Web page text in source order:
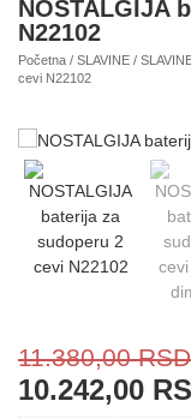
NOSTALGIJA
N22102
Početna / SLAVINE /
cevi N22102
11.380,00RSD
10.242,00